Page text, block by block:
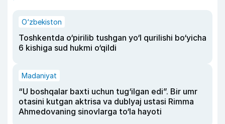
O‘zbekiston
Toshkentda o‘pirilib tushgan yo‘l qurilishi bo‘yicha
6 kishiga sud hukmi o‘qildi
Madaniyat
“U boshqalar baxti uchun tug‘ilgan edi”. Bir umr
otasini kutgan aktrisa va dublyaj ustasi Rimma
Ahmedovaning sinovlarga to‘la hayoti